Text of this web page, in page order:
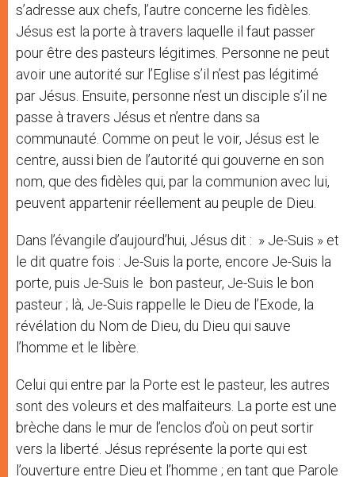
s’adresse aux chefs, l’autre concerne les fidèles.
Jésus est la porte à travers laquelle il faut passer
pour être des pasteurs légitimes. Personne ne peut
avoir une autorité sur l’Eglise s’il n’est pas légitimé
par Jésus. Ensuite, personne n’est un disciple s’il ne
passe à travers Jésus et n’entre dans sa
communauté. Comme on peut le voir, Jésus est le
centre, aussi bien de l’autorité qui gouverne en son
nom, que des fidèles qui, par la communion avec lui,
peuvent appartenir réellement au peuple de Dieu.
Dans l’évangile d’aujourd’hui, Jésus dit : » Je-Suis » et
le dit quatre fois : Je-Suis la porte, encore Je-Suis la
porte, puis Je-Suis le bon pasteur, Je-Suis le bon
pasteur ; là, Je-Suis rappelle le Dieu de l’Exode, la
révélation du Nom de Dieu, du Dieu qui sauve
l’homme et le libère.
Celui qui entre par la Porte est le pasteur, les autres
sont des voleurs et des malfaiteurs. La porte est une
brèche dans le mur de l’enclos d’où on peut sortir
vers la liberté. Jésus représente la porte qui est
l’ouverture entre Dieu et l’homme ; en tant que Parole